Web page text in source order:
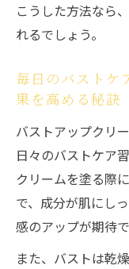
こうした方法なら
れるでしょう。
毎日のバストケ
果を高める秘訣
バストアップクリ
日々のバストケア
クリームを塗る際
で、成分が肌にし
感のアップが期待で
また、バストは乾